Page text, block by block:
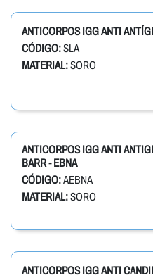
ANTICORPOS IGG ANTI
CÓDIGO:SLA
MATERIAL:SORO
ANTICORPOS IGG ANTI
BARR - EBNA
CÓDIGO:AEBNA
MATERIAL:SORO
ANTICORPOS IGG ANTI